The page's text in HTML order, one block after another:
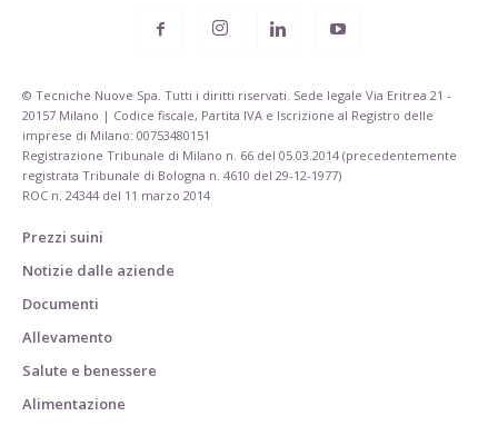
© Tecniche Nuove Spa. Tutti i diritti riservati. Sede legale Via Eritrea 21 -
20157 Milano | Codice fiscale, Partita IVA e Iscrizione al Registro delle
imprese di Milano: 00753480151
Registrazione Tribunale di Milano n. 66 del 05.03.2014 (precedentemente
registrata Tribunale di Bologna n. 4610 del 29-12-1977)
ROC n. 24344 del 11 marzo 2014
Prezzi suini
Notizie dalle aziende
Documenti
Allevamento
Salute e benessere
Alimentazione